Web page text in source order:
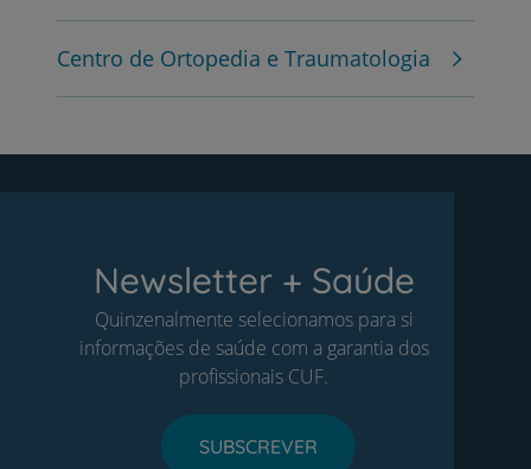
Centro de Ortopedia e Traumatologia
Newsletter + Saúde
Quinzenalmente selecionamos para si
informações de saúde com a garantia dos
profissionais CUF.
SUBSCREVER